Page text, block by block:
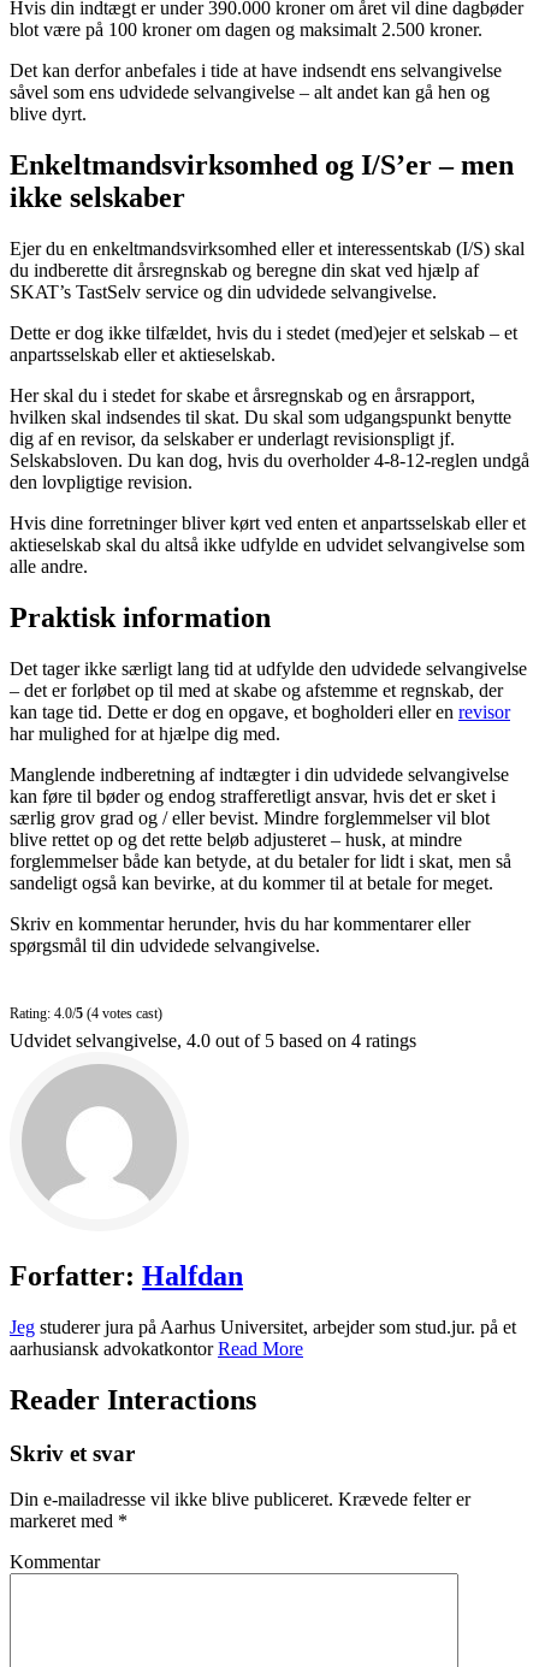
Hvis din indtægt er under 390.000 kroner om året vil dine dagbøder
blot være på 100 kroner om dagen og maksimalt 2.500 kroner.
Det kan derfor anbefales i tide at have indsendt ens selvangivelse
såvel som ens udvidede selvangivelse – alt andet kan gå hen og
blive dyrt.
Enkeltmandsvirksomhed og I/S’er – men
ikke selskaber
Ejer du en enkeltmandsvirksomhed eller et interessentskab (I/S) skal
du indberette dit årsregnskab og beregne din skat ved hjælp af
SKAT’s TastSelv service og din udvidede selvangivelse.
Dette er dog ikke tilfældet, hvis du i stedet (med)ejer et selskab – et
anpartsselskab eller et aktieselskab.
Her skal du i stedet for skabe et årsregnskab og en årsrapport,
hvilken skal indsendes til skat. Du skal som udgangspunkt benytte
dig af en revisor, da selskaber er underlagt revisionspligt jf.
Selskabsloven. Du kan dog, hvis du overholder 4-8-12-reglen undgå
den lovpligtige revision.
Hvis dine forretninger bliver kørt ved enten et anpartsselskab eller et
aktieselskab skal du altså ikke udfylde en udvidet selvangivelse som
alle andre.
Praktisk information
Det tager ikke særligt lang tid at udfylde den udvidede selvangivelse
– det er forløbet op til med at skabe og afstemme et regnskab, der
kan tage tid. Dette er dog en opgave, et bogholderi eller en revisor
har mulighed for at hjælpe dig med.
Manglende indberetning af indtægter i din udvidede selvangivelse
kan føre til bøder og endog strafferetligt ansvar, hvis det er sket i
særlig grov grad og / eller bevist. Mindre forglemmelser vil blot
blive rettet op og det rette beløb adjusteret – husk, at mindre
forglemmelser både kan betyde, at du betaler for lidt i skat, men så
sandeligt også kan bevirke, at du kommer til at betale for meget.
Skriv en kommentar herunder, hvis du har kommentarer eller
spørgsmål til din udvidede selvangivelse.
Rating: 4.0/5 (4 votes cast)
Udvidet selvangivelse, 4.0 out of 5 based on 4 ratings
Forfatter: Halfdan
Jeg studerer jura på Aarhus Universitet, arbejder som stud.jur. på et
aarhusiansk advokatkontorRead More
Reader Interactions
Skriv et svar
Din e-mailadresse vil ikke blive publiceret. Krævede felter er
markeret med *
Kommentar